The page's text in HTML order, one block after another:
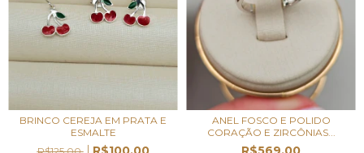
BRINCO CEREJA EM PRATA E
ESMALTE
ANEL FOSCO E POLIDO
CORAÇÃO E ZIRCÔNIAS...